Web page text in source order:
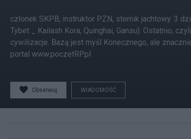
członek SKPB, instruktor PZN, sternik jachtowy. 3
Tybet _ Kailash Kora, Quinghai, Gansu). Ostatnio,
cywilizacje. Bazą jest myśl Konecznego, ale
portal www.poczetRP.pl
Obserwuj WIADOMOŚĆ